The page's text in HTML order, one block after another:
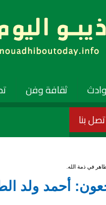
ثقافة وفن
بنا
في ذمة الله.
أحمد ولد